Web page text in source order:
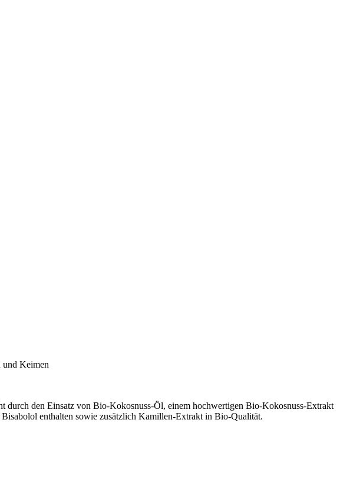
und Keimen
durch den Einsatz von Bio-Kokosnuss-Öl, einem hochwertigen Bio-Kokosnuss-Extrakt
enthalten sowie zusätzlich Kamillen-Extrakt in Bio-Qualität.